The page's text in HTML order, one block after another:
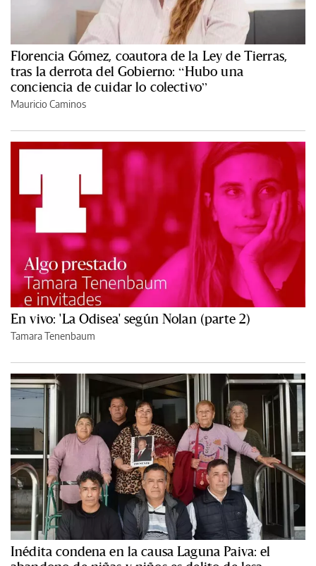
Florencia Gómez, coautora de la Ley de Tierras,
tras la derrota del Gobierno: “Hubo una
conciencia de cuidar lo colectivo”
Mauricio Caminos
En vivo: 'La Odisea' según Nolan (parte 2)
Tamara Tenenbaum
Inédita condena en la causa Laguna Paiva: el